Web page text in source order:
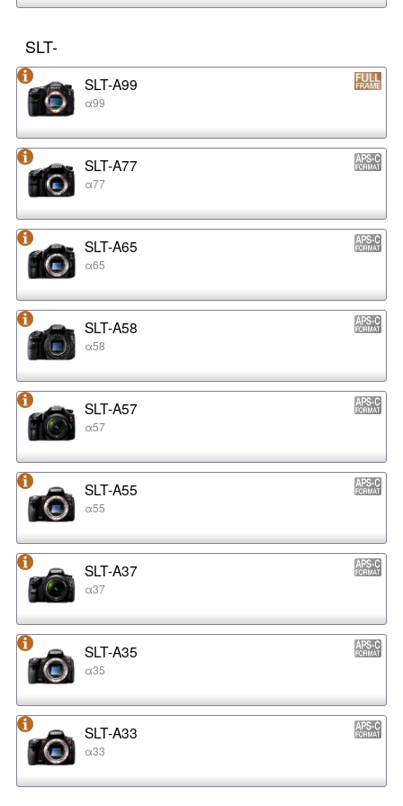
SLT-
SLT-A99
α99
SLT-A77
α77
SLT-A65
α65
SLT-A58
α58
SLT-A57
α57
SLT-A55
α55
SLT-A37
α37
SLT-A35
α35
SLT-A33
α33